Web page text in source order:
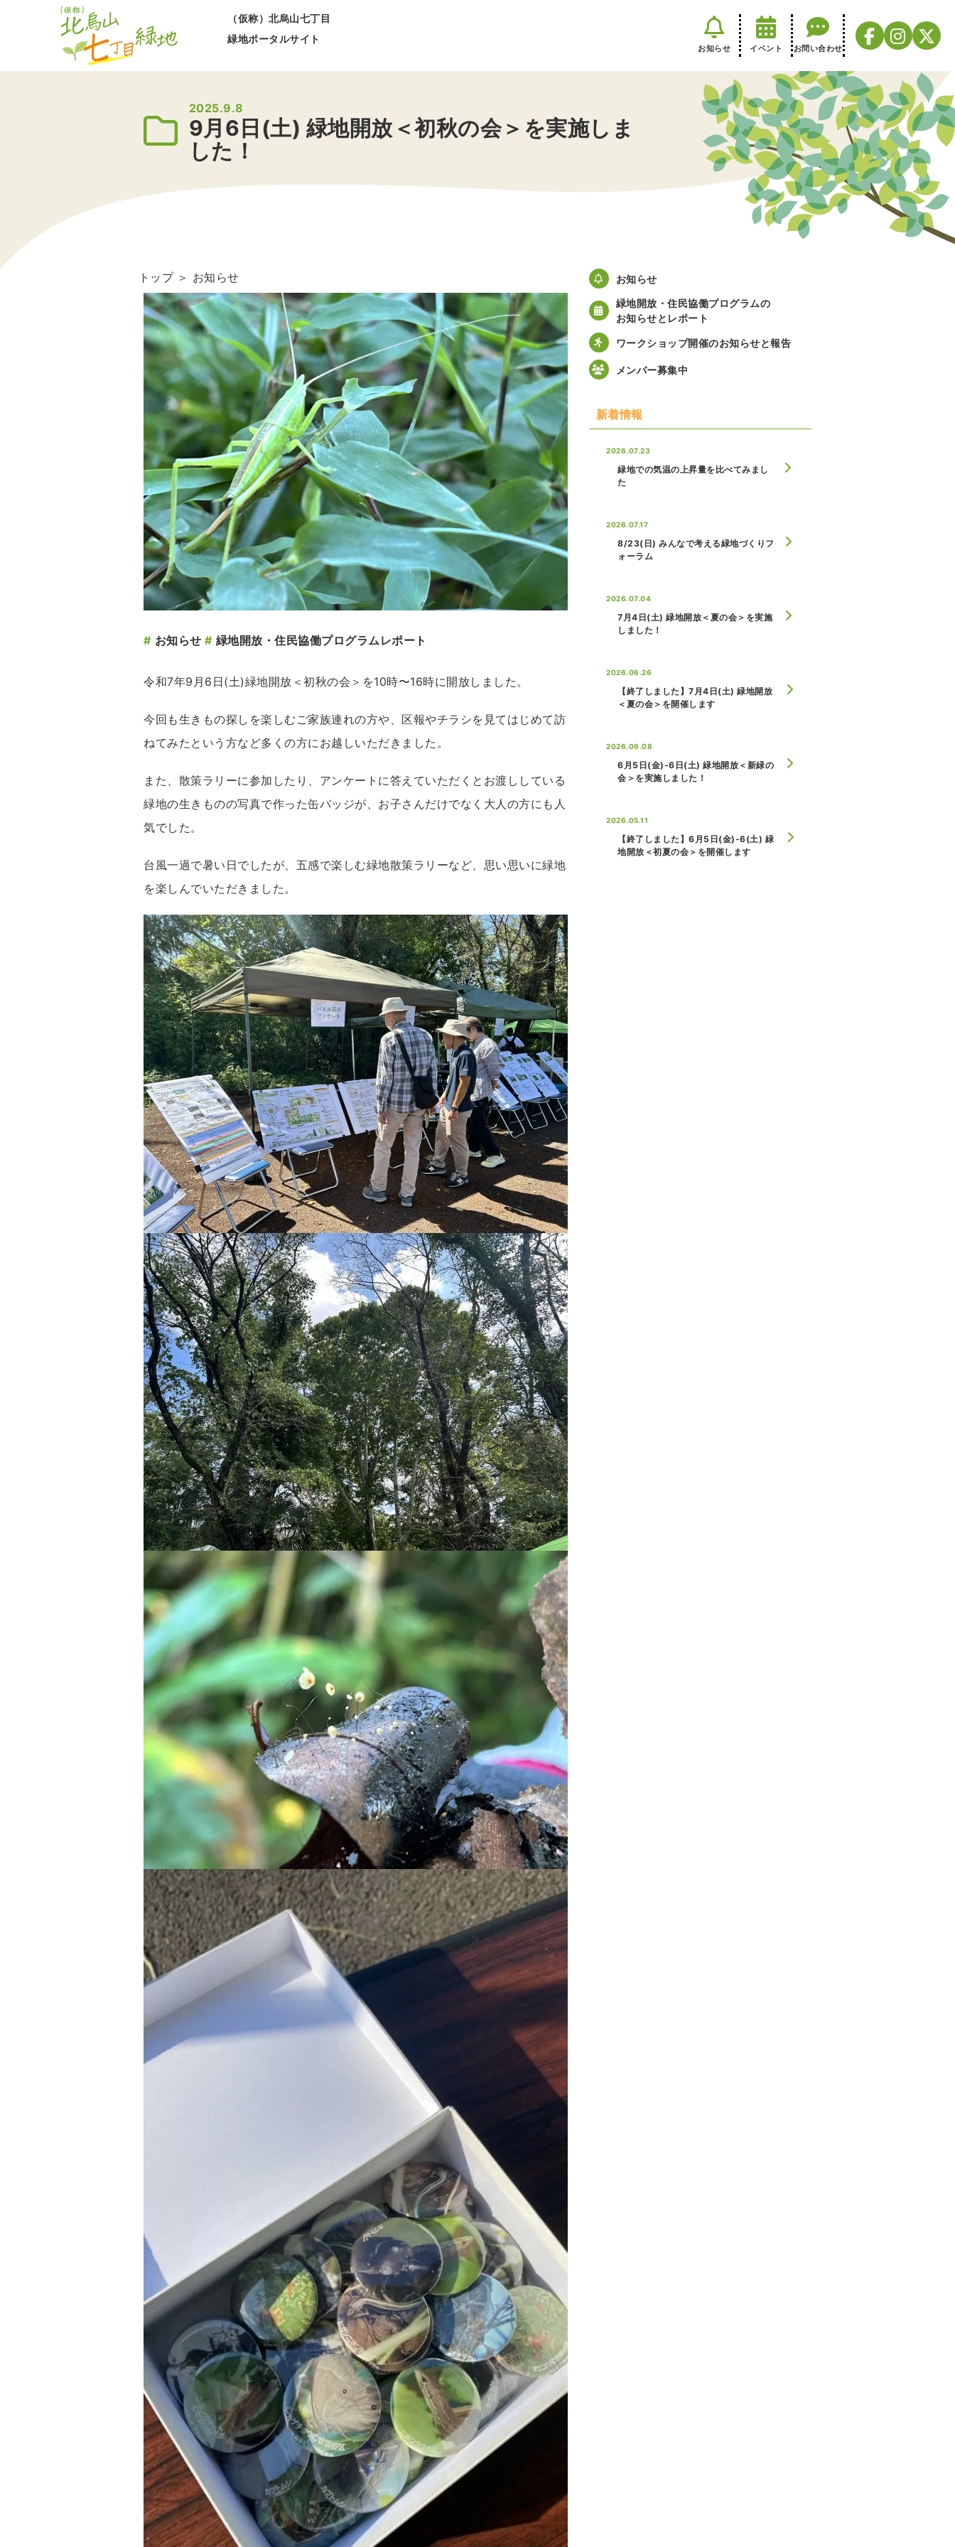
（仮称）北烏山七丁目
緑地ポータルサイト
お知らせ イベント お問い合わせ
2025.9.8
9月6日(土) 緑地開放＜初秋の会＞を実施しま
した！
トップ ＞ お知らせ
# お知らせ # 緑地開放・住民協働プログラムレポート
令和7年9月6日(土)緑地開放＜初秋の会＞を10時〜16時に開放しました。
今回も生きもの探しを楽しむご家族連れの方や、区報やチラシを見てはじめて訪
ねてみたという方など多くの方にお越しいただきました。
また、散策ラリーに参加したり、アンケートに答えていただくとお渡ししている
緑地の生きものの写真で作った缶バッジが、お子さんだけでなく大人の方にも人
気でした。
台風一過で暑い日でしたが、五感で楽しむ緑地散策ラリーなど、思い思いに緑地
を楽しんでいただきました。
お知らせ
緑地開放・住民協働プログラムの
お知らせとレポート
ワークショップ開催のお知らせと報告
メンバー募集中
新着情報
2026.07.23
緑地での気温の上昇量を比べてみまし
た
2026.07.17
8/23(日) みんなで考える緑地づくりフ
ォーラム
2026.07.04
7月4日(土) 緑地開放＜夏の会＞を実施
しました！
2026.06.26
【終了しました】7月4日(土) 緑地開放
＜夏の会＞を開催します
2026.06.08
6月5日(金)-6日(土) 緑地開放＜新緑の
会＞を実施しました！
2026.05.11
【終了しました】6月5日(金)-6(土) 緑
地開放＜初夏の会＞を開催します